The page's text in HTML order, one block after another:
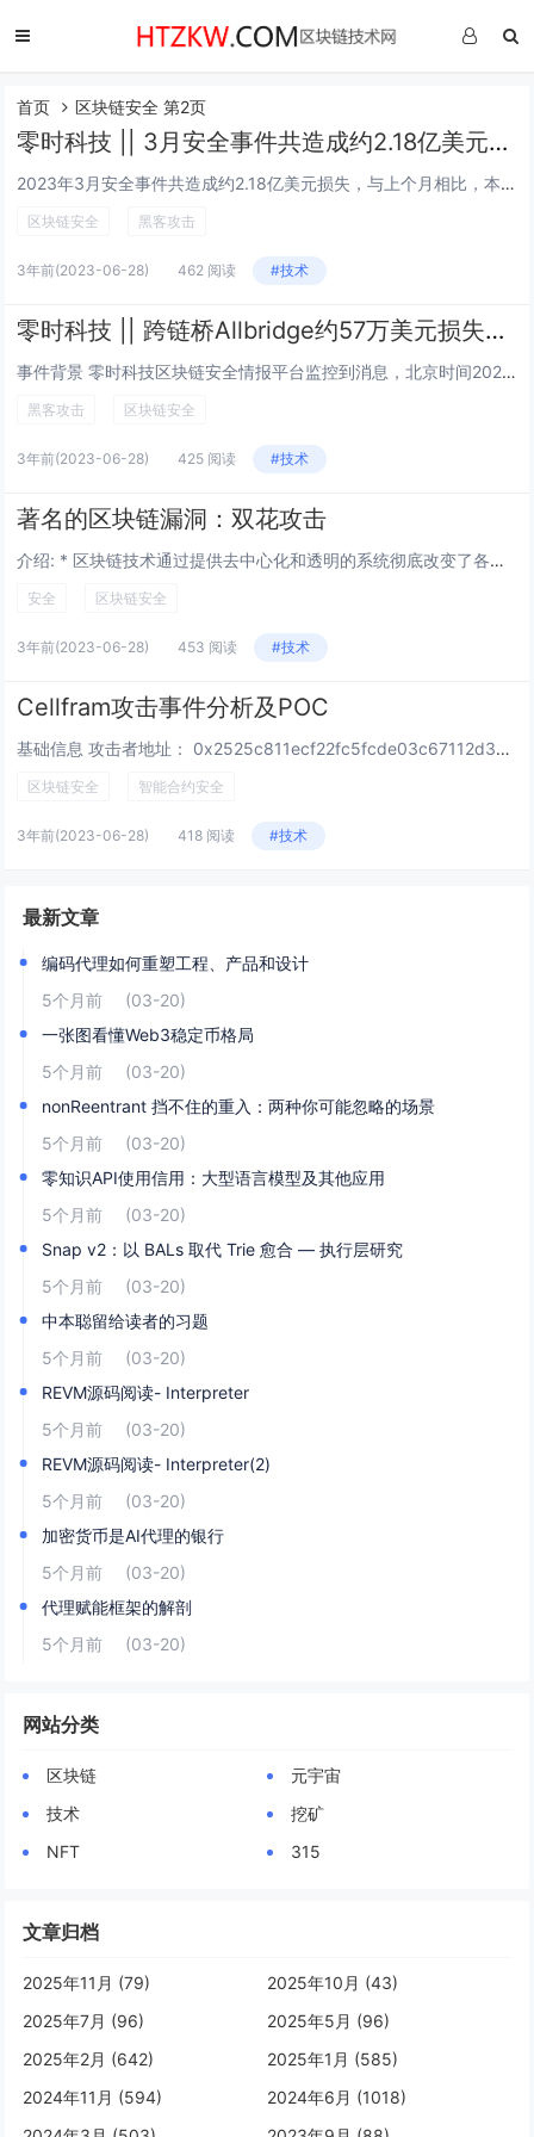
首页 区块链安全 第2页
零时科技 || 3月安全事件共造成约2.18亿美元损失，较2月损失金额明显
2023年3月安全事件共造成约2.18亿美元损失，与上个月相比，本月安全事件数量和损失金额均有显著上升。其中，Euler Finance被黑客攻击，导致1.97亿美元的加密货币被盗，这是今年迄今为止加密货币损失金额最大的一次黑客攻击。此...
区块链安全 黑客攻击
3年前(2023-06-28) 462 阅读 #技术
零时科技 || 跨链桥Allbridge约57万美元损失事件分析
事件背景 零时科技区块链安全情报平台监控到消息，北京时间2023年4月1日，BSC链上Allbridge跨链桥受到黑客攻击，攻击者获利约57万美元，攻击者地址为0xc578d755cd56255d3ff6e92e1b6371ba945...
黑客攻击 区块链安全
3年前(2023-06-28) 425 阅读 #技术
著名的区块链漏洞：双花攻击
介绍: * 区块链技术通过提供去中心化和透明的系统彻底改变了各个行业。 但是，与任何技术一样，它也不能免受漏洞的影响。一个值得注意的漏洞是双花攻击。 在本文中，我们将深入研究双花攻击的复杂性，探讨其工作原理、开发方法、...
安全 区块链安全
3年前(2023-06-28) 453 阅读 #技术
Cellfram攻击事件分析及POC
基础信息 攻击者地址： 0x2525c811ecf22fc5fcde03c67112d34e97da6079 攻击合约： 0x1e2a251b29e84e1d6d762c78a9db5113f5ce7c48 攻击tx： 0x94...
区块链安全 智能合约安全
3年前(2023-06-28) 418 阅读 #技术
最新文章
编码代理如何重塑工程、产品和设计
5个月前
(03-20)
一张图看懂Web3稳定币格局
5个月前
(03-20)
nonReentrant 挡不住的重入：两种你可能忽略的场景
5个月前
(03-20)
零知识API使用信用：大型语言模型及其他应用
5个月前
(03-20)
Snap v2：以 BALs 取代 Trie 愈合 — 执行层研究
5个月前
(03-20)
中本聪留给读者的习题
5个月前
(03-20)
REVM源码阅读- Interpreter
5个月前
(03-20)
REVM源码阅读- Interpreter(2)
5个月前
(03-20)
加密货币是AI代理的银行
5个月前
(03-20)
代理赋能框架的解剖
5个月前
(03-20)
网站分类
区块链
元宇宙
技术
挖矿
NFT
315
文章归档
2025年11月 (79)
2025年10月 (43)
2025年7月 (96)
2025年5月 (96)
2025年2月 (642)
2025年1月 (585)
2024年11月 (594)
2024年6月 (1018)